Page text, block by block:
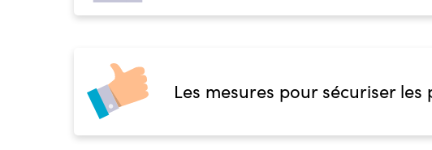
Les mesures pour sécuriser les